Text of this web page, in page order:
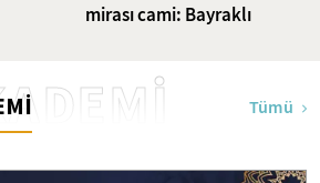
mirası cami: Bayraklı
Tümü